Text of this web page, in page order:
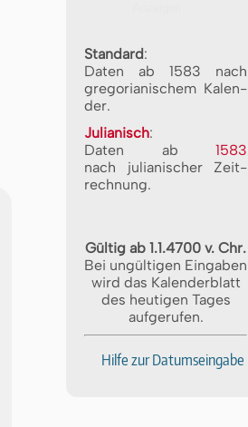
Standard:
Daten ab 1583 nach
gre­go­ri­a­ni­schem Ka­len­
der.
Julianisch:
Daten ab 1583
nach ju­li­a­ni­scher Zeit­
rech­nung.
Gültig ab 1.1.4700 v. Chr.
Bei ungültigen Eingaben
wird das Kalenderblatt
des heutigen Tages
aufgerufen.
Hilfe zur Datumseingabe